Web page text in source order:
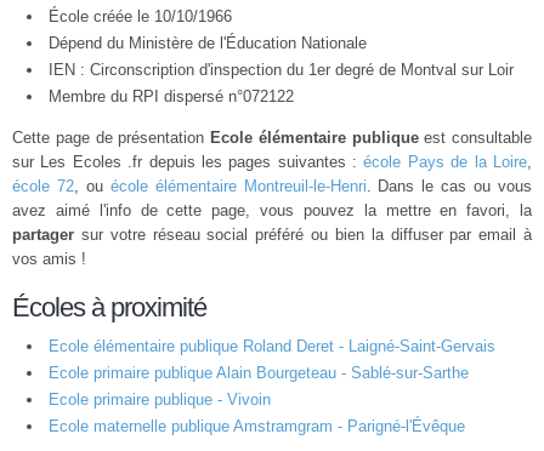
École créée le 10/10/1966
Dépend du Ministère de l'Éducation Nationale
IEN : Circonscription d'inspection du 1er degré de Montval sur Loir
Membre du RPI dispersé n°072122
Cette page de présentation Ecole élémentaire publiqueest consultable
sur Les Ecoles .fr depuis les pages suivantes :école Pays de la Loire,
école 72, ou école élémentaire Montreuil-le-Henri. Dans le cas ou vous
avez aimé l'info de cette page, vous pouvez la mettre en favori, la
partager sur votre réseau social préféré ou bien la diffuser par email à
vos amis !
Écoles à proximité
Ecole élémentaire publique Roland Deret - Laigné-Saint-Gervais
Ecole primaire publique Alain Bourgeteau - Sablé-sur-Sarthe
Ecole primaire publique - Vivoin
Ecole maternelle publique Amstramgram - Parigné-l'Évêque